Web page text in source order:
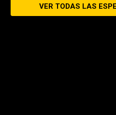
VER TODAS LAS